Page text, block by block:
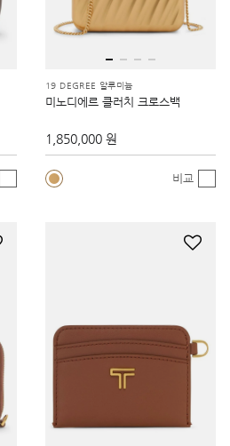
19 DEGREE 알루미늄
미노디에르 클러치 크로스백
1,850,000 원
비교